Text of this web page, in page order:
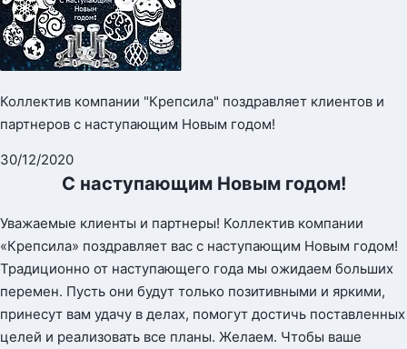
Коллектив компании "Крепсила" поздравляет клиентов и
партнеров с наступающим Новым годом!
30/12/2020
С наступающим Новым годом!
Уважаемые клиенты и партнеры! Коллектив компании
«Крепсила» поздравляет вас с наступающим Новым годом!
Традиционно от наступающего года мы ожидаем больших
перемен. Пусть они будут только позитивными и яркими,
принесут вам удачу в делах, помогут достичь поставленных
целей и реализовать все планы. Желаем. Чтобы ваше